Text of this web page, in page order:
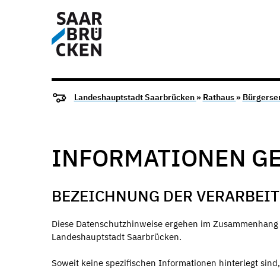
Landeshauptstadt Saarbrücken » Rathaus »
INFORMATIONEN
BEZEICHNUNG DER
Diese Datenschutzhinweise ergehen im
Landeshauptstadt Saarbrücken.
Soweit keine spezifischen Informationen hinterlegt